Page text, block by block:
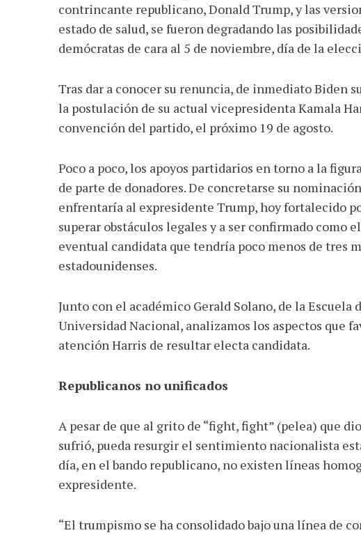
contrincante republicano, Donald Trump, y las
estado de salud, se fueron degradando las
demócratas de cara al 5 de noviembre, día de la
Tras dar a conocer su renuncia, de inmediato Biden
la postulación de su actual vicepresidenta Kamala
convención del partido, el próximo 19 de agosto.
Poco a poco, los apoyos partidarios en torno a la
de parte de donadores. De concretarse su
enfrentaría al expresidente Trump, hoy fortalecido
superar obstáculos legales y a ser confirmado como
eventual candidata que tendría poco menos de tres
estadounidenses.
Junto con el académico Gerald Solano, de la
Universidad Nacional, analizamos los aspectos que
atención Harris de resultar electa candidata.
Republicanos no unificados
A pesar de que al grito de “fight, fight” (pelea) que
sufrió, pueda resurgir el sentimiento nacionalista
día, en el bando republicano, no existen líneas
expresidente.
“El trumpismo se ha consolidado bajo una línea de